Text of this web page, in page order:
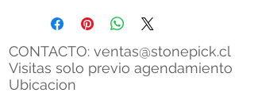
CONTACTO: ventas@stonepick.cl
Visitas solo previo agendamiento
Ubicacion